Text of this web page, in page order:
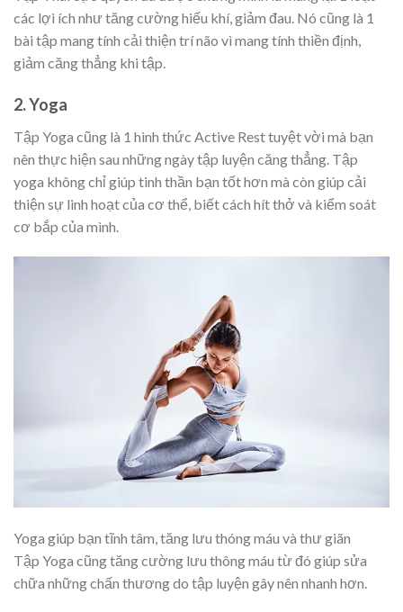
các lợi ích như tăng cường hiếu khí, giảm đau. Nó cũng là 1
bài tập mang tính cải thiện trí não vì mang tính thiền định,
giảm căng thẳng khi tập.
2. Yoga
Tập Yoga cũng là 1 hình thức Active Rest tuyệt vời mà bạn
nên thực hiện sau những ngày tập luyện căng thẳng. Tập
yoga không chỉ giúp tinh thần bạn tốt hơn mà còn giúp cải
thiện sự linh hoạt của cơ thể, biết cách hít thở và kiểm soát
cơ bắp của mình.
Yoga giúp bạn tĩnh tâm, tăng lưu thóng máu và thư giãn
Tập Yoga cũng tăng cường lưu thông máu từ đó giúp sửa
chữa những chấn thương do tập luyện gây nên nhanh hơn.